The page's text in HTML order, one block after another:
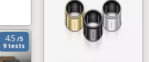
4.5 /5
9 tests